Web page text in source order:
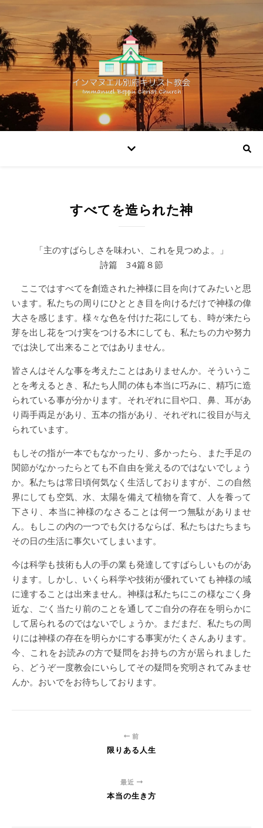
すべてを造られた神
「主のすばらしさを味わい、これを見つめよ。」
詩篇 34篇８節
ここではすべてを創造された神様に目を向けてみたいと思
います。私たちの周りにひととき目を向けるだけで神様の偉
大さを感じます。様々な色を付けた花にしても、時が来たら
芽を出し花をつけ実をつける木にしても、私たちの力や努力
では決して出来ることではありません。
皆さんはそんな事を考えたことはありませんか。そういうこ
とを考えるとき、私たち人間の体も本当に巧みに、精巧に造
られている事が分かります。それぞれに目や口、鼻、耳があ
り両手両足があり、五本の指があり、それぞれに役目が与え
られています。
もしその指が一本でもなかったり、多かったら、また手足の
関節がなかったらとても不自由を覚えるのではないでしょう
か。私たちは常日頃何気なく生活しておりますが、この自然
界にしても空気、水、太陽を備えて植物を育て、人を養って
下さり、本当に神様のなさることは何一つ無駄がありませ
ん。もしこの内の一つでも欠けるならば、私たちはたちまち
その日の生活に事欠いてしまいます。
今は科学も技術も人の手の業も発達してすばらしいものがあ
ります。しかし、いくら科学や技術が優れていても神様の域
に達することは出来ません。神様は私たちにこの様なごく身
近な、ごく当たり前のことを通してご自分の存在を明らかに
して居られるのではないでしょうか。まだまだ、私たちの周
りには神様の存在を明らかにする事実がたくさんあります。
今、これをお読みの方で疑問をお持ちの方が居られました
ら、どうぞ一度教会にいらしてその疑問を究明されてみませ
んか。おいでをお待ちしております。
前
限りある人生
最近
本当の生き方